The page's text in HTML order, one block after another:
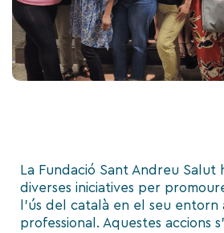
La Fundació Sant Andreu Salut
diverses iniciatives per
l’ús del català en el seu entorn
professional. Aquestes accions